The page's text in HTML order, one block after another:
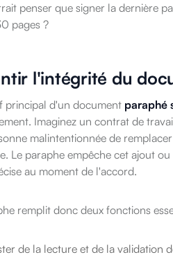
penser que signer la dernière
pages ?
l'intégrité du
principal d'un document paraphé
Imaginez un contrat de
malintentionnée de
Le paraphe empêche cet ajout
au moment de l'accord.
remplit donc deux fonctions
de la lecture et de la validation